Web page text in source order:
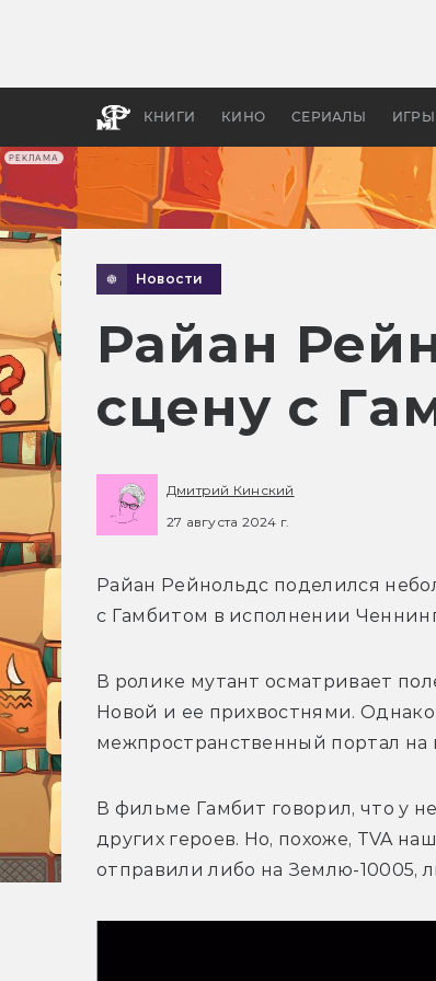
РЕКЛАМА
КНИГИ КИНО СЕРИАЛЫ ИГРЫ
Новости
Райан
сцену с
Дмитрий Кинский
27 августа 2024 г.
Райан Рейнольдс поделился
с Гамбитом в исполнении
В ролике мутант осматривает
Новой и ее прихвостнями.
межпространственный портал на
В фильме Гамбит говорил, что у
других героев. Но, похоже, TVA
отправили либо на Землю-10005,